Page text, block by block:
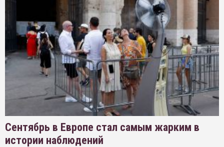
Сентябрь в Европе стал самым жарким в
истории наблюдений